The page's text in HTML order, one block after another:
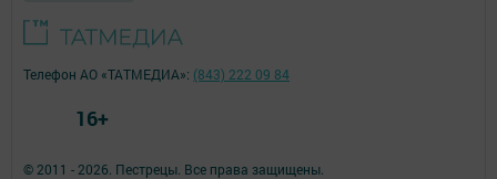
© 2011 - 2026. Пестрецы. Все права защищены.
Телефон АО «ТАТМЕДИА»: (843) 222 09 84
16+